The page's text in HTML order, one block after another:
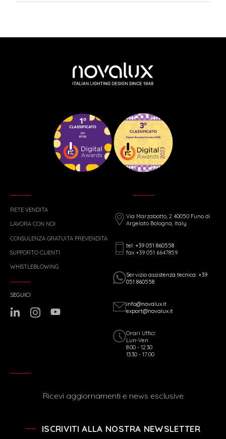
RETE VENDITA
LAVORA CON NOI
CONSULENZA GRATUITA PREVENDITA
SUPPORTO CLIENTI
WHISTLEBLOWING
Via Marzabotto, 2 40050 Funo di
Argelato Bologna, Italy
tel: +39 051 860558
fax +39 051 6647859
Servizio assistenza tecnica: +39
051 860558
info@novalux.it
export@novalux.it
Orari Uffici:
Lun-Ven
8:00 - 12:30
13:30 - 17:00
SEGUICI
Ricevi aggiornamenti e news esclusive
ISCRIVITI ALLA NOSTRA NEWSLETTER